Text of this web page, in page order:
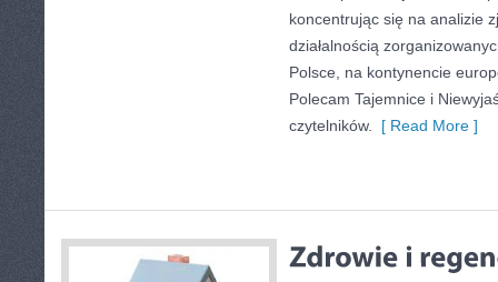
koncentrując się na analizie
działalnością
Polsce, na kontynencie
Polecam Tajemnice i
czytelników.
[ Read More ]